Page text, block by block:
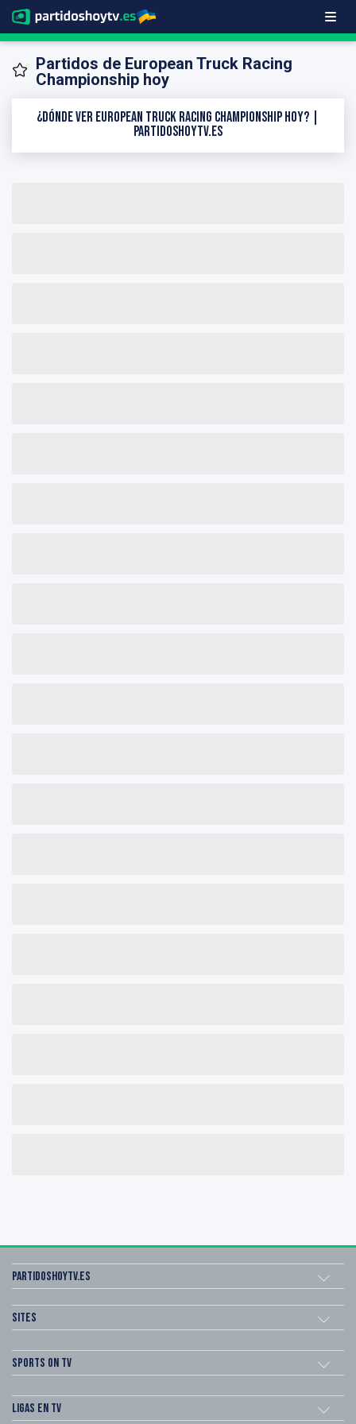
Partidos de European Truck Racing
Championship hoy
¿Dónde ver European Truck Racing Championship hoy? |
PartidosHoyTV.es
Partidoshoytv.es
Sites
Sports on TV
Ligas en TV